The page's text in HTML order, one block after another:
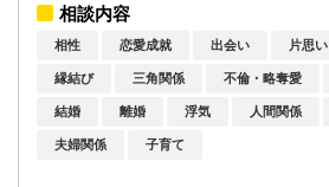
相談内容
相性 恋愛成就 出会い 片思い
縁結び 三角関係 不倫・略奪愛
結婚 離婚 浮気 人間関係
夫婦関係 子育て